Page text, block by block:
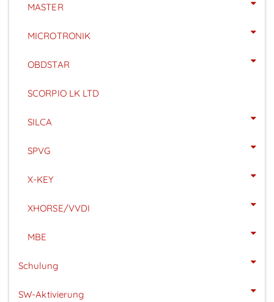
MASTER
MICROTRONIK
OBDSTAR
SCORPIO LK LTD
SILCA
SPVG
X-KEY
XHORSE/VVDI
MBE
Schulung
SW-Aktivierung